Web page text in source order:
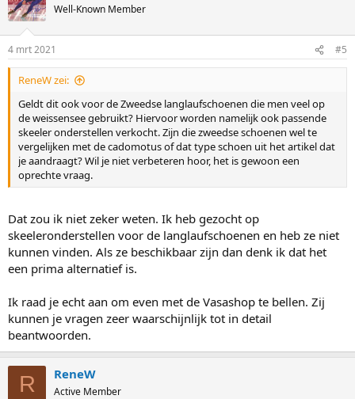
Well-Known Member
4 mrt 2021 #5
ReneW zei:
Geldt dit ook voor de Zweedse langlaufschoenen die men veel op
de weissensee gebruikt? Hiervoor worden namelijk ook passende
skeeler onderstellen verkocht. Zijn die zweedse schoenen wel te
vergelijken met de cadomotus of dat type schoen uit het artikel dat
je aandraagt? Wil je niet verbeteren hoor, het is gewoon een
oprechte vraag.
Dat zou ik niet zeker weten. Ik heb gezocht op
skeeleronderstellen voor de langlaufschoenen en heb ze niet
kunnen vinden. Als ze beschikbaar zijn dan denk ik dat het
een prima alternatief is.
Ik raad je echt aan om even met de Vasashop te bellen. Zij
kunnen je vragen zeer waarschijnlijk tot in detail
beantwoorden.
R ReneW
Active Member